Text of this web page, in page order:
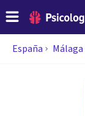
España Málaga